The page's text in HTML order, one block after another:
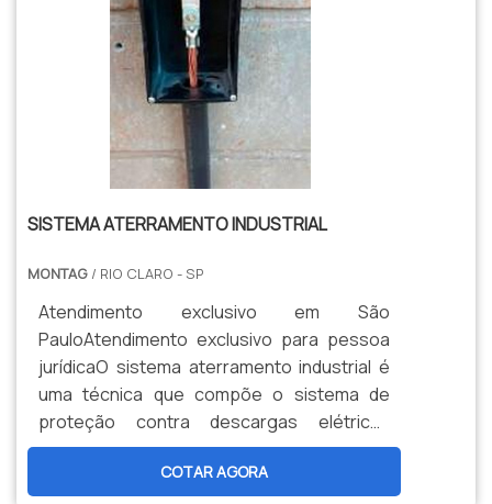
SISTEMA ATERRAMENTO INDUSTRIAL
MONTAG / RIO CLARO - SP
Atendimento exclusivo em São
PauloAtendimento exclusivo para pessoa
jurídicaO sistema aterramento industrial é
uma técnica que compõe o sistema de
proteção contra descargas elétricas
atmosféricas, tem como função diminuir a
colisão das decorrentes.É importante
COTAR AGORA